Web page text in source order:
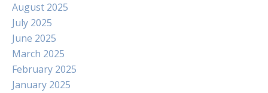
August 2025
July 2025
June 2025
March 2025
February 2025
January 2025